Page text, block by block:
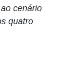
cenário
quatro